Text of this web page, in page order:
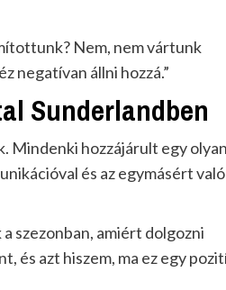
Nem, nem vártunk
negatívan állni hozzá.”
Sunderlandben
Mindenki hozzájárult egy olyan
és az egymásért való
szezonban, amiért dolgozni
és azt hiszem, ma ez egy